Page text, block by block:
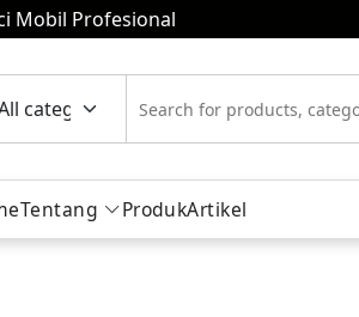
Mobil Profesional
Tentang ProdukArtikel